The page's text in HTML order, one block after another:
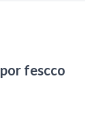
fescco